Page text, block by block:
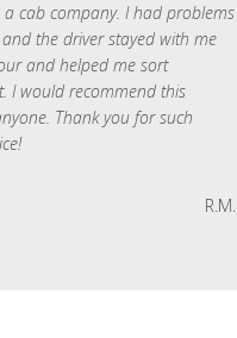
cab company. I had problems
the driver stayed with me
and helped me sort
I would recommend this
Thank you for such
R.M.